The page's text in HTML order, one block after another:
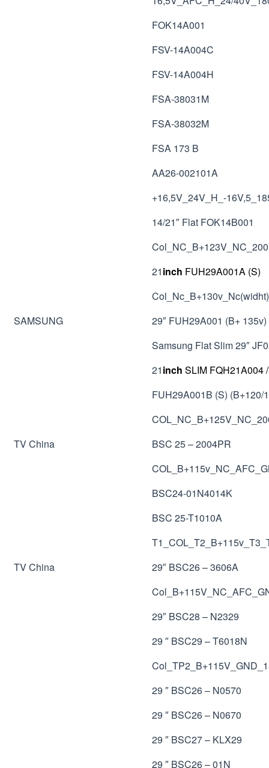
FOK14A001
FSV-14A004C
FSV-14A004H
FSA-38031M
FSA-38032M
FSA 173 B
AA26-002101A
+16,5V_24V_H_-
14/21″ Flat FOK14B001
21inch FUH29A001A (S)
SAMSUNG
29″ FUH29A001 (B+ 135v)
Samsung Flat Slim 29″
21inch SLIM FQH21A004
FUH29A001B (S) (B+120/
TV China
BSC 25 – 2004PR
BSC24-01N4014K
BSC 25-T1010A
TV China
29″ BSC26 – 3606A
29″ BSC28 – N2329
29 ″ BSC29 – T6018N
29 ″ BSC26 – N0570
29 ″ BSC26 – N0670
29 ″ BSC27 – KLX29
29 ″ BSC26 – 01N